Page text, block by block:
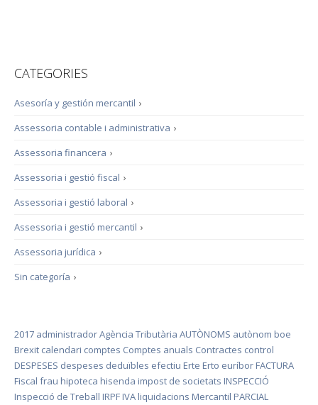
CATEGORIES
›
Asesoría y gestión mercantil
›
Assessoria contable i administrativa
›
Assessoria financera
›
Assessoria i gestió fiscal
›
Assessoria i gestió laboral
›
Assessoria i gestió mercantil
›
Assessoria jurídica
›
Sin categoría
2017 administradorAgència Tributària AUTÒNOMS autònom boe
Brexit calendari comptes Comptes anuals Contractes control
DESPESES despeses deduïbles efectiu Erte Erto euríbor FACTURA
Fiscal frau hipoteca hisenda impost de societats INSPECCIÓ
Inspecció de Treball IRPF IVA liquidacions Mercantil PARCIAL